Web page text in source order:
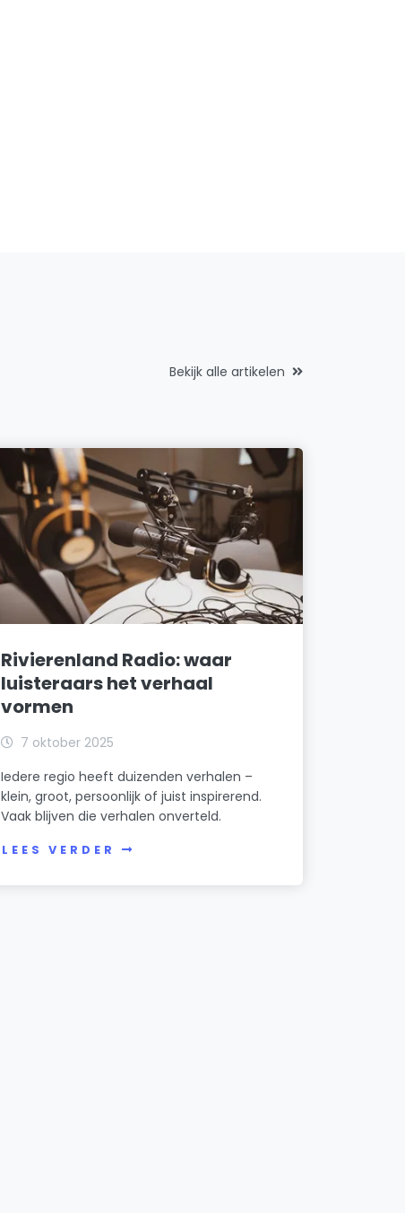
Bekijk alle artikelen
Rivierenland Radio: waar
luisteraars het verhaal
vormen
7 oktober 2025
Iedere regio heeft duizenden verhalen –
klein, groot, persoonlijk of juist inspirerend.
Vaak blijven die verhalen onverteld.
LEES VERDER